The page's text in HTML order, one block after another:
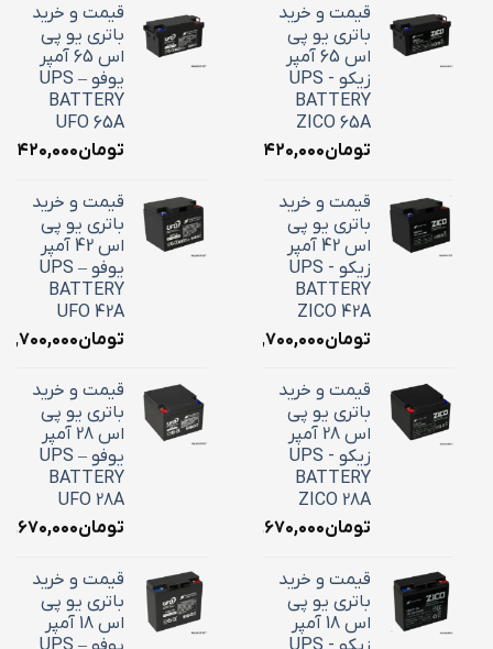
قیمت و خرید
باتری یو پی
اس 65 آمپر
زیکو - UPS
BATTERY
ZICO 65A
تومان۲۴,۴۲۰,۰۰۰
قیمت و خرید
باتری یو پی
اس 42 آمپر
زیکو - UPS
BATTERY
ZICO 42A
تومان۱۸,۷۰۰,۰۰۰
قیمت و خرید
باتری یو پی
اس 28 آمپر
زیکو - UPS
BATTERY
ZICO 28A
تومان۱۰,۶۷۰,۰۰۰
قیمت و خرید
باتری یو پی
اس 18 آمپر
قیمت و خرید
باتری یو پی
اس 65 آمپر
یوفو – UPS
BATTERY
UFO 65A
تومان
قیمت و خرید
باتری یو پی
اس 42 آمپر
یوفو – UPS
BATTERY
UFO 42A
تومان
قیمت و خرید
باتری یو پی
اس 28 آمپر
یوفو – UPS
BATTERY
UFO 28A
تومان۱۰,۶۷۰,۰۰۰
قیمت و خرید
باتری یو پی
اس 18 آمپر